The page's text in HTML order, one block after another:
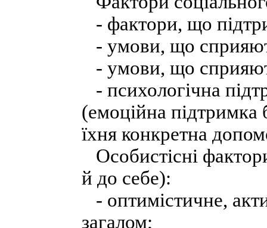
- фактори, що
- умови, що
- умови, що
- психологічна
(емоційна підтримка
їхня конкретна
Особистісні
й до себе):
- оптимістичне,
загалом;